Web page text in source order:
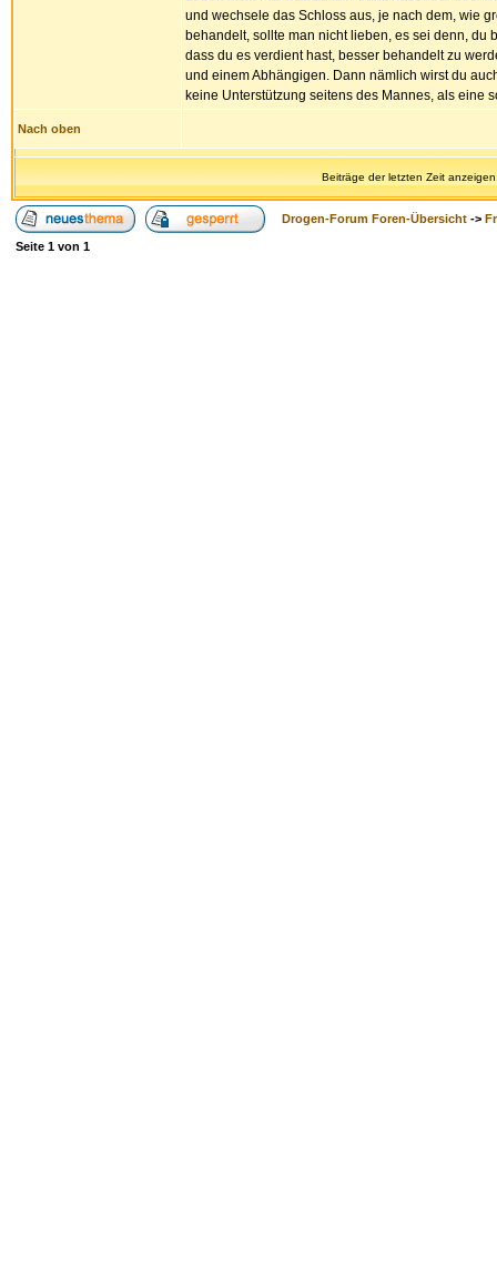
und wechsele das Schloss aus, je nach dem, wie
behandelt, sollte man nicht lieben, es sei denn, du
dass du es verdient hast, besser behandelt zu
und einem Abhängigen. Dann nämlich wirst du
keine Unterstützung seitens des Mannes, als eine
Nach oben
Beiträge der letzten Zeit
Drogen-Forum Foren-Übersicht ->
Seite 1 von 1